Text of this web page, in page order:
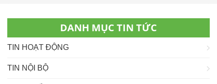
DANH MỤC TIN TỨC
TIN HOẠT ĐỘNG
TIN NỘI BỘ